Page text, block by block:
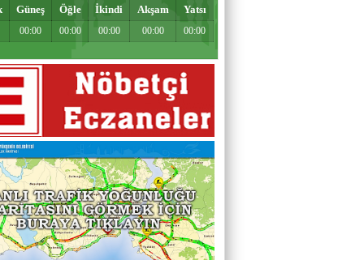
Hamburgun karanlık sokakları
Zahid Medeni
Şehir ve Aile Şurasının Düşündürdükleri (2)
Şeref Yumurtacı
Bir İnsanlık Mektebi: Tosya Yaren Kültürü
Güneş Öğle İkindi Akşam Yatsı
00:00 00:00 00:00 00:00 00:00